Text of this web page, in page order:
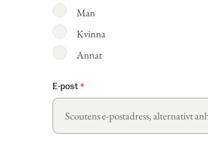
Man
Kvinna
Annat
E-post *